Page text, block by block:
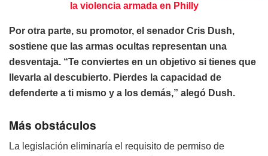
la violencia armada en Philly
Por otra parte, su promotor, el senador Cris Dush,
sostiene que las armas ocultas representan una
desventaja. “Te conviertes en un objetivo si tienes que
llevarla al descubierto. Pierdes la capacidad de
defenderte a ti mismo y a los demás,” alegó Dush.
Más obstáculos
La legislación eliminaría el requisito de permiso de